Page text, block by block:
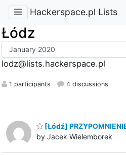
Hackerspace.pl Lists
Łódz
lodz@lists.hackerspace.pl
1 participants 4 discussions
[Łódź]
by Jacek Wielemborek